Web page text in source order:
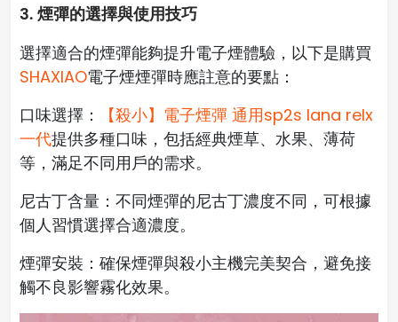
3. 煙彈的選擇與使用技巧
選擇適合的煙彈能夠提升電子煙體驗，以下是購買
SHAXIAO電子煙煙彈時應註意的要點：
口味選擇：
【殺小】電子煙彈 通用sp2s lana relx
一代提供多種口味，包括經典煙草、水果、薄荷
等，滿足不同用戶的需求。
尼古丁含量：不同煙彈的尼古丁濃度不同，可根據
個人習慣選擇合適濃度。
煙彈安裝：確保煙彈與殺小主機完美契合，避免接
觸不良影響霧化效果。